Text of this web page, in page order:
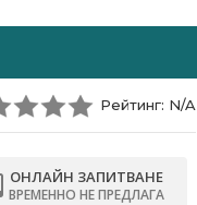
Рейтинг: N/A
ОНЛАЙН ЗАПИТВАНЕ
ВРЕМЕННО НЕ ПРЕДЛАГА